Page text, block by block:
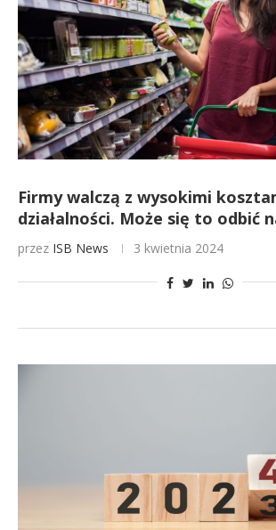
Firmy walczą z wysokimi
działalności. Może się to odbić
przez ISB News 3 kwietnia 2024